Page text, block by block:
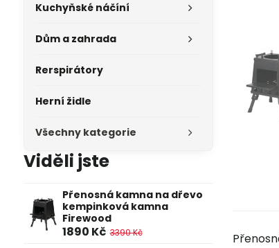
Kuchyňské náčíní
Dům a zahrada
Rerspirátory
Herní židle
Všechny kategorie
Viděli jste
Přenosná kamna na dřevo
kempinková kamna
Firewood
1890 Kč 3390 Kč